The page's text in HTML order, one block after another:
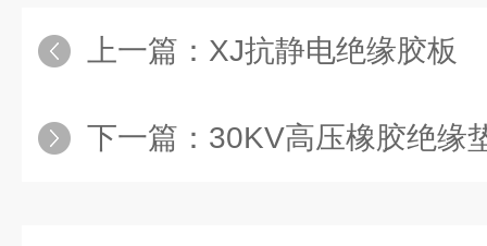
上一篇： XJ抗静电绝缘胶板
下一篇： 30KV高压橡胶绝缘